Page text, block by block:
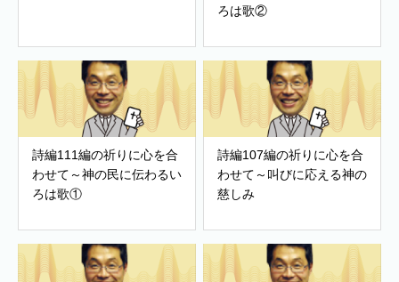
ろは歌②
詩編111編の祈りに心を合
わせて～神の民に伝わるい
ろは歌①
詩編107編の祈りに心を合
わせて～叫びに応える神の
慈しみ